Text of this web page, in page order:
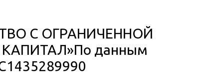
С ОГРАНИЧЕННОЙ
данным